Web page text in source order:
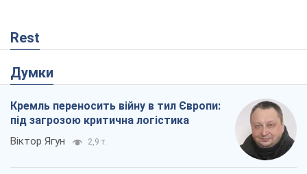
Rest
Думки
Кремль переносить війну в тил Європи:
під загрозою критична логістика
Віктор Ягун 2,9 т.